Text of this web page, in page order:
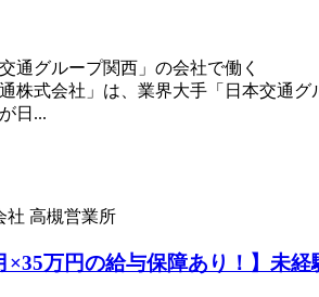
通グループ関西」の会社で働く
通株式会社」は、業界大手「日本交通
日...
社 高槻営業所
×35万円の給与保障あり！】未